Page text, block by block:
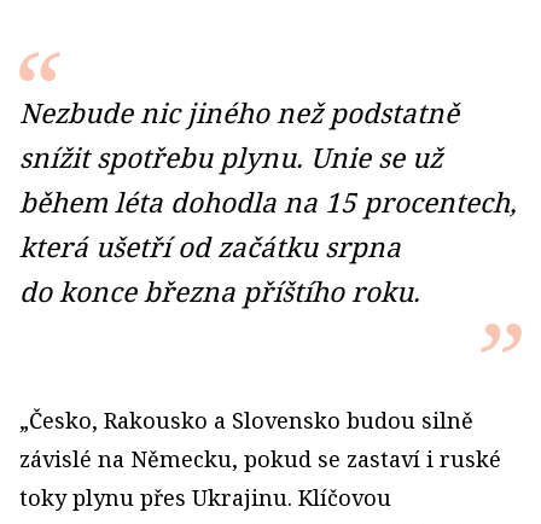
Nezbude nic jiného než podstatně
snížit spotřebu plynu. Unie se už
během léta dohodla na 15 procentech,
která ušetří od začátku srpna
do konce března příštího roku.
„Česko, Rakousko a Slovensko budou silně
závislé na Německu, pokud se zastaví i ruské
toky plynu přes Ukrajinu. Klíčovou